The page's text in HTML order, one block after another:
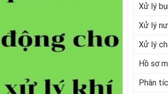
Xử lý
Xử lý
Xử lý
Hồ sơ
Phân